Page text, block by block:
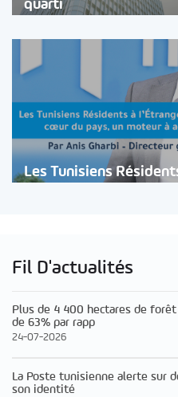
quarti
Les Tunisiens
Fil D'actualités
Plus de 4 400 hectares de
de 63% par rapp
24-07-2026
La Poste tunisienne alerte sur
son identité